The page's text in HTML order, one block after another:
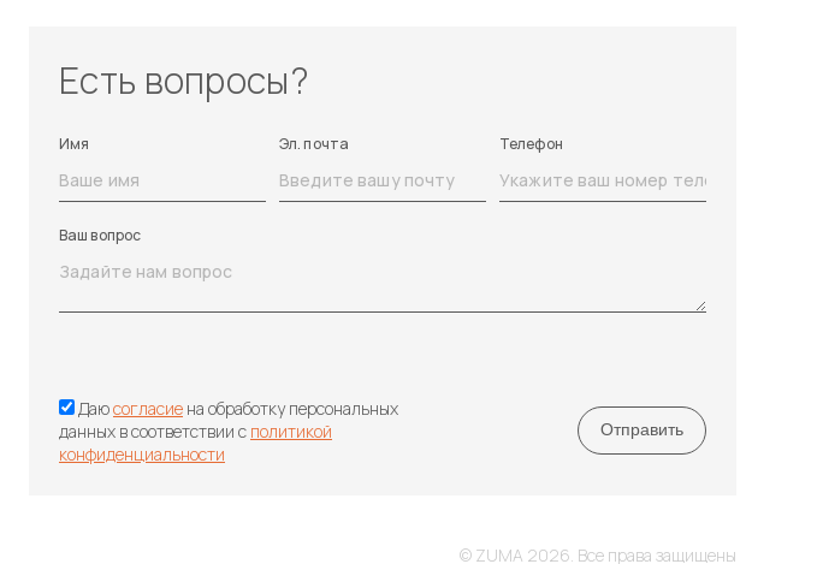
Есть вопросы?
Имя Эл. почта Телефон
Ваш вопрос
Даюсогласие на обработку персональных
данных в соответствии с политикой
конфиденциальности
© ZUMA 2026. Все права защищены